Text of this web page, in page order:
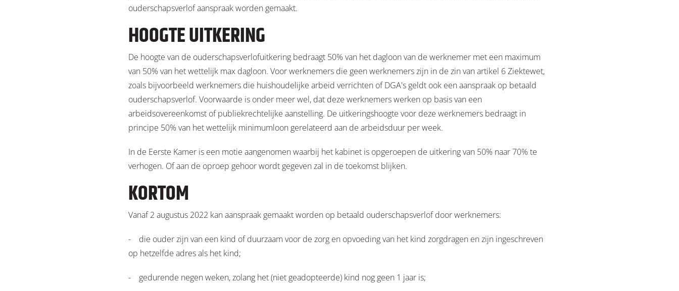
ouderschapsverlof aanspraak worden gemaakt.
HOOGTE UITKERING
De hoogte van de ouderschapsverlofuitkering bedraagt 50% van het dagloon van de werknemer met een maximum
van 50% van het wettelijk max dagloon. Voor werknemers die geen werknemers zijn in de zin van artikel 6 Ziektewet,
zoals bijvoorbeeld werknemers die huishoudelijke arbeid verrichten of DGA's geldt ook een aanspraak op betaald
ouderschapsverlof. Voorwaarde is onder meer wel, dat deze werknemers werken op basis van een
arbeidsovereenkomst of publiekrechtelijke aanstelling. De uitkeringshoogte voor deze werknemers bedraagt in
principe 50% van het wettelijk minimumloon gerelateerd aan de arbeidsduur per week.
In de Eerste Kamer is een motie aangenomen waarbij het kabinet is opgeroepen de uitkering van 50% naar 70% te
verhogen. Of aan de oproep gehoor wordt gegeven zal in de toekomst blijken.
KORTOM
Vanaf 2 augustus 2022 kan aanspraak gemaakt worden op betaald ouderschapsverlof door werknemers:
- die ouder zijn van een kind of duurzaam voor de zorg en opvoeding van het kind zorgdragen en zijn ingeschreven
op hetzelfde adres als het kind;
- gedurende negen weken, zolang het (niet geadopteerde) kind nog geen 1 jaar is;